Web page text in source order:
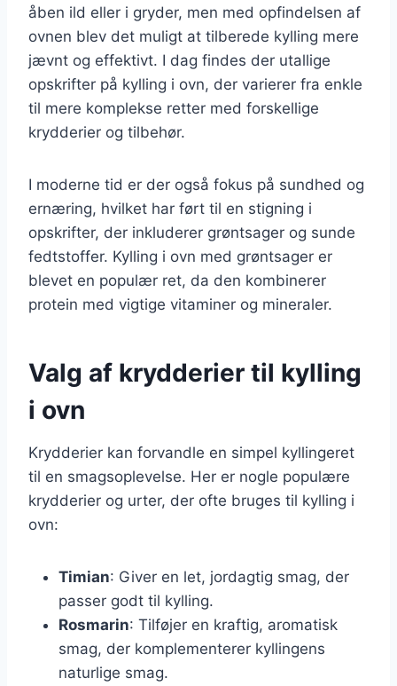
åben ild eller i gryder, men med opfindelsen af
ovnen blev det muligt at tilberede kylling mere
jævnt og effektivt. I dag findes der utallige
opskrifter på kylling i ovn, der varierer fra enkle
til mere komplekse retter med forskellige
krydderier og tilbehør.
I moderne tid er der også fokus på sundhed og
ernæring, hvilket har ført til en stigning i
opskrifter, der inkluderer grøntsager og sunde
fedtstoffer. Kylling i ovn med grøntsager er
blevet en populær ret, da den kombinerer
protein med vigtige vitaminer og mineraler.
Valg af krydderier til kylling
i ovn
Krydderier kan forvandle en simpel kyllingeret
til en smagsoplevelse. Her er nogle populære
krydderier og urter, der ofte bruges til kylling i
ovn:
Timian: Giver en let, jordagtig smag, der
passer godt til kylling.
Rosmarin: Tilføjer en kraftig, aromatisk
smag, der komplementerer kyllingens
naturlige smag.